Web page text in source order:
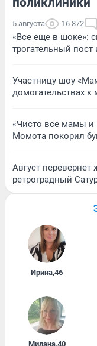
5 августа 16 872
«Все еще в шоке»:
трогательный пост
Участницу шоу
домогательствах к
«Чисто все мамы и
Момота покорил
Август
ретроградный
Ирина,46
Милана,40